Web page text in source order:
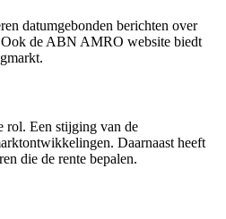
datumgebonden berichten over
Ook de ABN AMRO website biedt
rol. Een stijging van de
Daarnaast heeft
die de rente bepalen.